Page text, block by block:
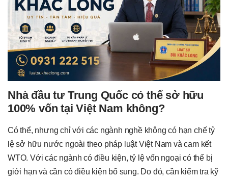
Nhà đầu tư Trung Quốc có thể sở hữu
100% vốn tại Việt Nam không?
Có thể, nhưng chỉ với các ngành nghề không có hạn chế tỷ
lệ sở hữu nước ngoài theo pháp luật Việt Nam và cam kết
WTO. Với các ngành có điều kiện, tỷ lệ vốn ngoại có thể bị
giới hạn và cần có điều kiện bổ sung. Do đó, cần kiểm tra kỹ